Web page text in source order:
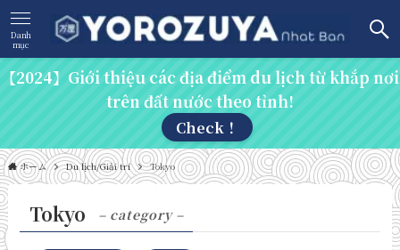
Danh
mục
【2024】Giới thiệu các địa điểm du lịch từ khắp nơi
trên đất nước theo tỉnh!
Check！
ホーム Du lịch/Giải trí Tokyo
Tokyo – category –